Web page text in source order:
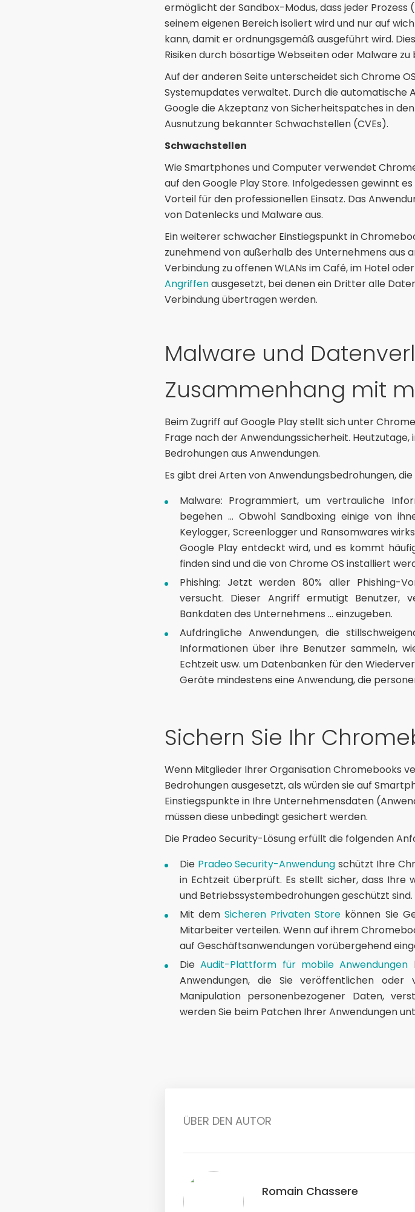
ermöglicht der Sandbox-Modus, dass jeder
seinem eigenen Bereich isoliert wird und nur auf
kann, damit er ordnungsgemäß ausgeführt wird.
Risiken durch bösartige Webseiten oder Malware zu
Auf der anderen Seite unterscheidet sich Chrome
Systemupdates verwaltet. Durch die automatische
Google die Akzeptanz von Sicherheitspatches in
Ausnutzung bekannter Schwachstellen (CVEs).
Schwachstellen
Wie Smartphones und Computer verwendet
auf den Google Play Store. Infolgedessen gewinnt
Vorteil für den professionellen Einsatz. Das
von Datenlecks und Malware aus.
Ein weiterer schwacher Einstiegspunkt in
zunehmend von außerhalb des Unternehmens aus
Verbindung zu offenen WLANs im Café, im Hotel
Angriffenausgesetzt, bei denen ein Dritter alle
Verbindung übertragen werden.
Malware und
Zusammenhang mit
Beim Zugriff auf Google Play stellt sich unter
Frage nach der Anwendungssicherheit.
Bedrohungen aus Anwendungen.
Es gibt drei Arten von Anwendungsbedrohungen,
Malware: Programmiert, um vertrauliche
begehen ... Obwohl Sandboxing einige von
Keylogger, Screenlogger und Ransomwares
Google Play entdeckt wird, und es kommt
finden sind und die von Chrome OS installiert
Phishing: Jetzt werden 80% aller Phishing-
versucht. Dieser Angriff ermutigt Benutzer,
Bankdaten des Unternehmens ... einzugeben.
Aufdringliche Anwendungen, die
Informationen über ihre Benutzer sammeln,
Echtzeit usw. um Datenbanken für den
Geräte mindestens eine Anwendung, die
Sichern Sie Ihr
Wenn Mitglieder Ihrer Organisation Chromebooks
Bedrohungen ausgesetzt, als würden sie auf
Einstiegspunkte in Ihre Unternehmensdaten
müssen diese unbedingt gesichert werden.
Die Pradeo Security-Lösung erfüllt die folgenden
Die Pradeo Security-Anwendung schützt Ihre
in Echtzeit überprüft. Es stellt sicher, dass
und Betriebssystembedrohungen geschützt sind.
Mit demSicheren Privaten Store können Sie
Mitarbeiter verteilen. Wenn auf ihrem
auf Geschäftsanwendungen vorübergehend
DieAudit-Plattform für mobile Anwendungen
Anwendungen, die Sie veröffentlichen
Manipulation personenbezogener Daten,
werden Sie beim Patchen Ihrer Anwendungen
ÜBER DEN AUTOR
Romain Chassere